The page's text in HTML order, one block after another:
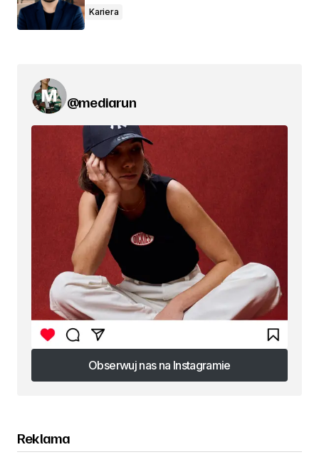
Kariera
@mediarun
Obserwuj nas na Instagramie
Obserwuj nas na Instagramie
Reklama